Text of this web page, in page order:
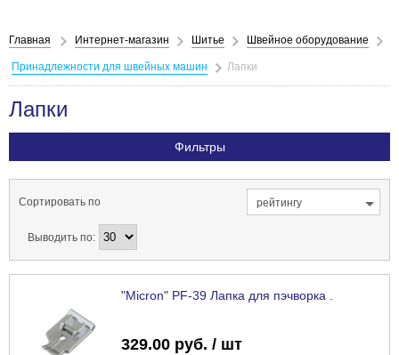
Главная Интернет-магазин Шитье Швейное оборудование
Принадлежности для швейных машин Лапки
Лапки
Фильтры
Сортировать по рейтингу
Выводить по:
"Micron" PF-39 Лапка для пэчворка .
329.00 руб. / шт